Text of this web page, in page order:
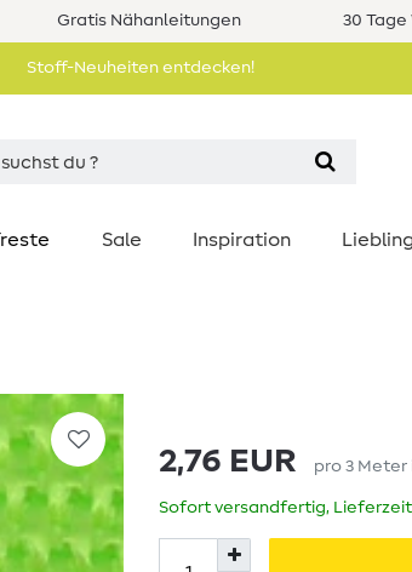
Gratis Nähanleitungen 30
Stoff-Neuheiten entdecken!
Sale Inspiration
2,76 EUR pro 3 Meter
Sofort versandfertig,